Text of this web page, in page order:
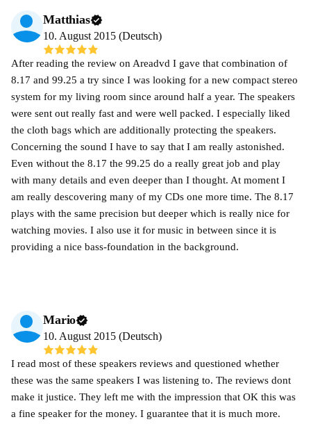
Matthias
10. August 2015 (Deutsch)
After reading the review on Areadvd I gave that combination of
8.17 and 99.25 a try since I was looking for a new compact stereo
system for my living room since around half a year. The speakers
were sent out really fast and were well packed. I especially liked
the cloth bags which are additionally protecting the speakers.
Concerning the sound I have to say that I am really astonished.
Even without the 8.17 the 99.25 do a really great job and play
with many details and even deeper than I thought. At moment I
am really descovering many of my CDs one more time. The 8.17
plays with the same precision but deeper which is really nice for
watching movies. I also use it for music in between since it is
providing a nice bass-foundation in the background.
Mario
10. August 2015 (Deutsch)
I read most of these speakers reviews and questioned whether
these was the same speakers I was listening to. The reviews dont
make it justice. They left me with the impression that OK this was
a fine speaker for the money. I guarantee that it is much more.